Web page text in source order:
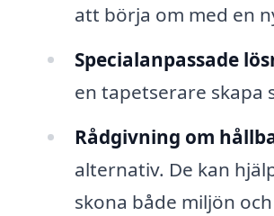
att börja om med en
Specialanpassade
en tapetserare skapa
Rådgivning om
alternativ. De kan
skona både miljön